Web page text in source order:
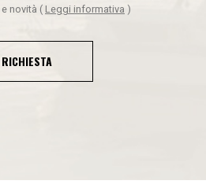
novità ( Leggi informativa )